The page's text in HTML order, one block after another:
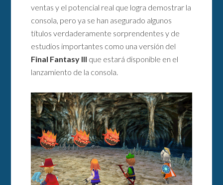
ventas y el potencial real que logra demostrar la
consola, pero ya se han asegurado algunos
títulos verdaderamente sorprendentes y de
estudios importantes como una versión del
Final Fantasy III que estará disponible en el
lanzamiento de la consola.